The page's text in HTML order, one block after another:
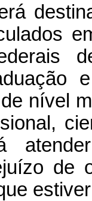
nível
de